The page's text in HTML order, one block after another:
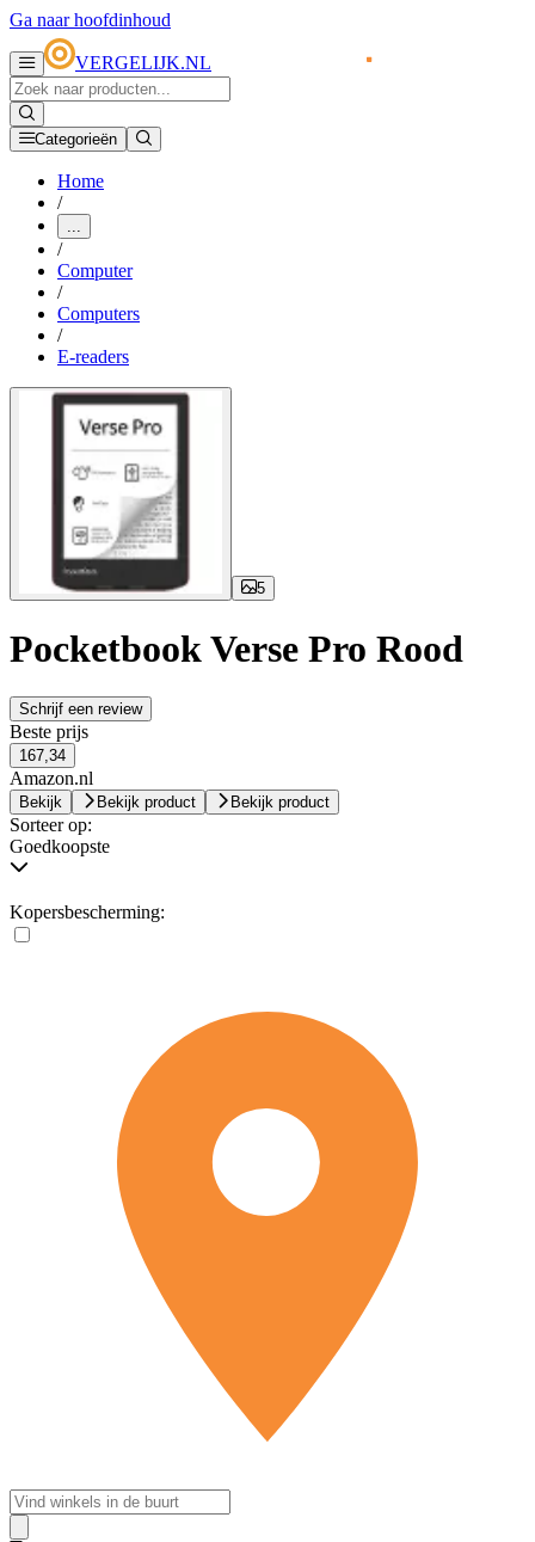
Ga naar hoofdinhoud
VERGELIJK.NL
Categorieën
Home
/
...
/
Computer
/
Computers
/
E-readers
5
Pocketbook Verse Pro Rood
Schrijf een review
Beste prijs
167,34
Amazon.nl
Bekijk Bekijk product Bekijk product
Sorteer op:
Goedkoopste
Kopersbescherming: